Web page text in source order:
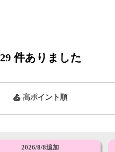
29 件ありました
高ポイント順
2026/8/8追加